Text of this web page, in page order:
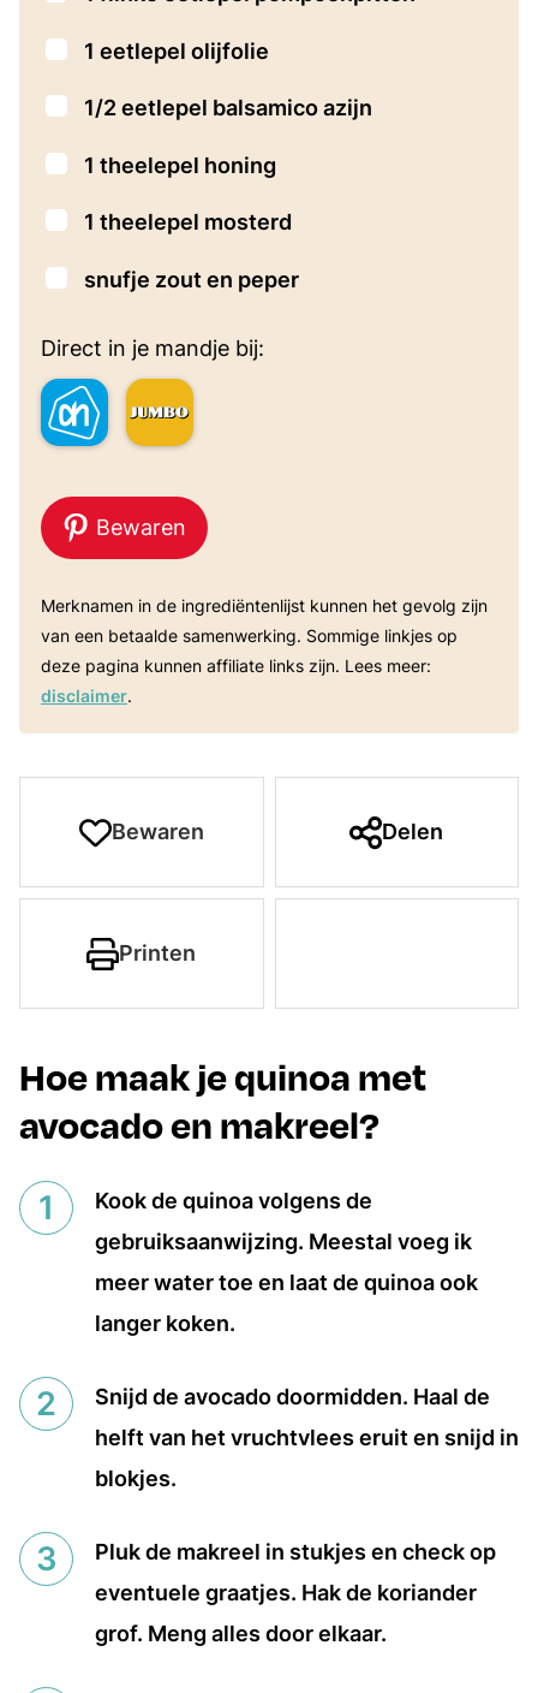
▢
1 eetlepel olijfolie
▢
1/2eetlepel balsamico azijn
▢
1 theelepel honing
▢
1 theelepel mosterd
▢
snufje zout en peper
Direct in je mandje bij:
Bewaren
Merknamen in de ingrediëntenlijst kunnen het gevolg zijn
van een betaalde samenwerking. Sommige linkjes op
deze pagina kunnen affiliate links zijn. Lees meer:
disclaimer.
Bewaren Delen
Printen
Hoe maak je quinoa met
avocado en makreel?
Kook de quinoa volgens de
gebruiksaanwijzing. Meestal voeg ik
meer water toe en laat de quinoa ook
langer koken.
Snijd de avocado doormidden. Haal de
helft van het vruchtvlees eruit en snijd in
blokjes.
Pluk de makreel in stukjes en check op
eventuele graatjes. Hak de koriander
grof. Meng alles door elkaar.